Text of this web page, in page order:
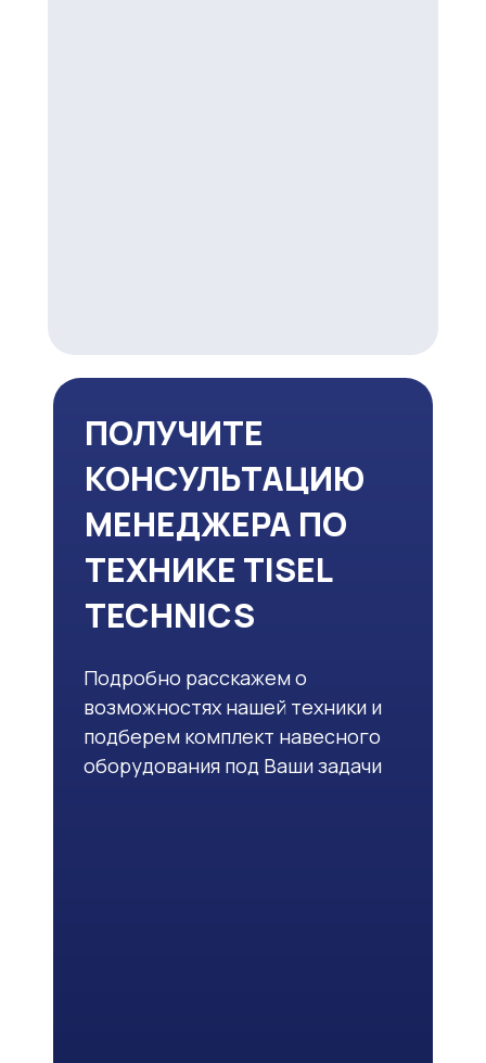
ПОЛУЧИТЕ
КОНСУЛЬТАЦИЮ
МЕНЕДЖЕРА ПО
ТЕХНИКЕ TISEL
TECHNICS
Подробно расскажем о
возможностях нашей техники и
подберем комплект навесного
оборудования под Ваши задачи